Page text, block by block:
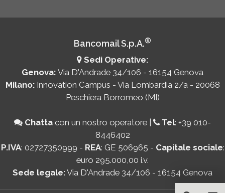
Bancomail S.p.A.®
Sedi Operative:
Genova: Via D'Andrade 34/106 - 16154 Genova
Milano: Innovation Campus - Via Lombardia 2/a - 20068
Peschiera Borromeo (MI)
Chatta con un nostro operatore | Tel: +39 010-
8446402
P.IVA: 02727350999 - REA: GE 506965 - Capitale sociale:
euro 295.000,00 i.v.
Sede legale:Via D'Andrade 34/106 - 16154 Genova